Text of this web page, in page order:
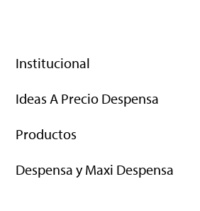
Institucional
Ideas A Precio Despensa
Productos
Despensa y Maxi Despensa